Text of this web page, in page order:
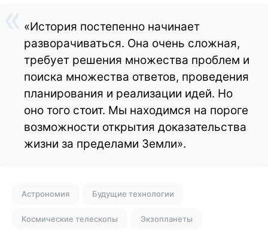
«История постепенно начинает
разворачиваться. Она очень сложная,
требует решения множества проблем и
поиска множества ответов, проведения
планирования и реализации идей. Но
оно того стоит. Мы находимся на пороге
возможности открытия доказательства
жизни за пределами Земли».
Астрономия Будущие технологии
Космические телескопы Экзопланеты